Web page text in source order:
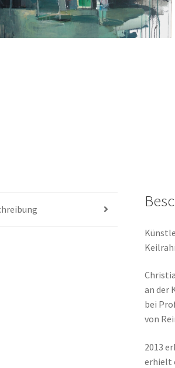
an der
bei
von
2013
erhielt